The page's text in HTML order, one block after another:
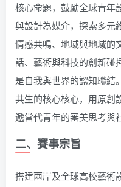
核心命題，鼓勵全球青年
與設計為媒介，探索多元
情感共鳴、地域與地域的
話、藝術與科技的創新碰
是自我與世界的認知聯結
共生的核心核心，用原創
遞當代青年的審美思考與
二、賽事宗旨
搭建兩岸及全球高校藝術